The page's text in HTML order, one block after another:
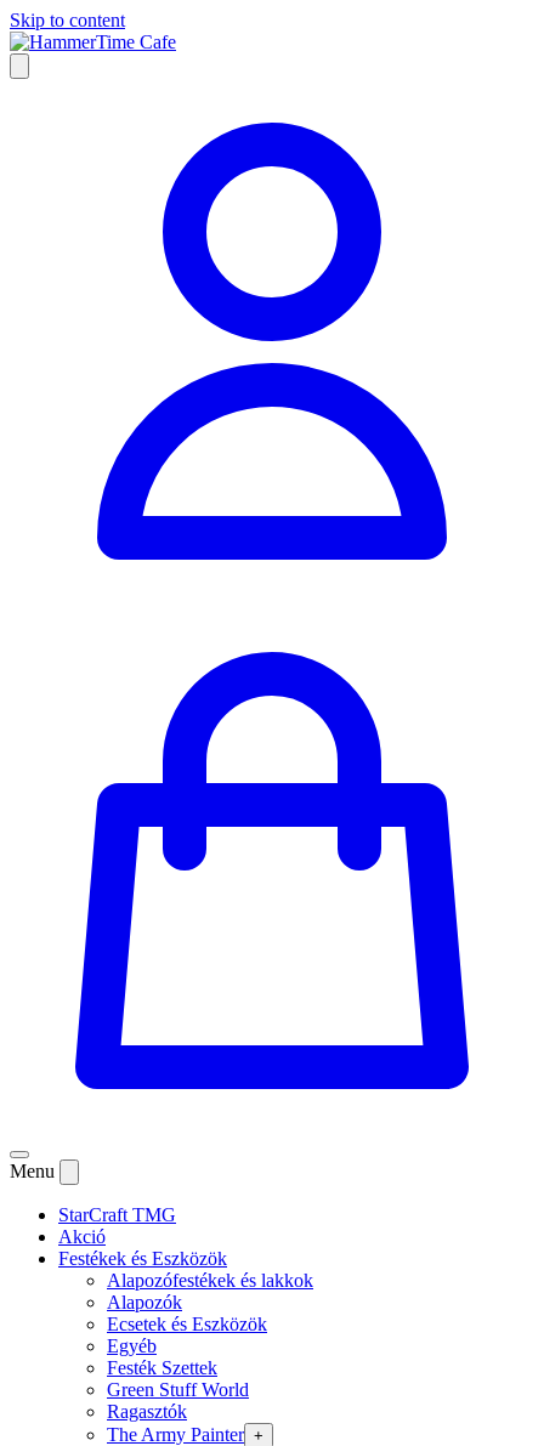
Skip to content
Menu
StarCraft TMG
Akció
Festékek és Eszközök
Alapozófestékek és lakkok
Alapozók
Ecsetek és Eszközök
Egyéb
Festék Szettek
Green Stuff World
Ragasztók
The Army Painter +